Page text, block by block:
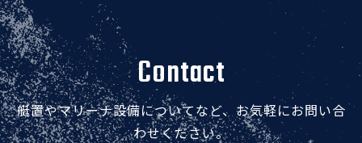
Contact
艇置やマリーナ設備についてなど、お気軽にお問い合
わせください。